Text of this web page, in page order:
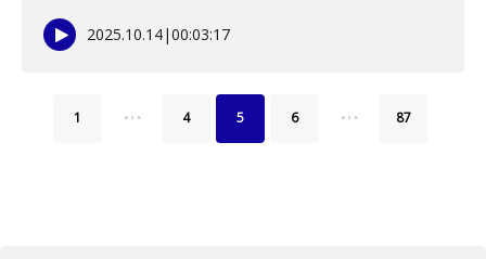
2025.10.14|00:03:17
1 … 4 5 6 … 87